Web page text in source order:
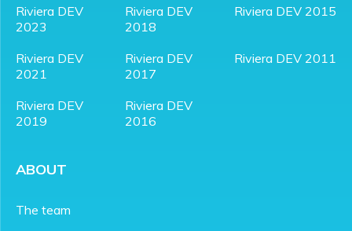
Riviera DEV
2023
Riviera DEV
2021
Riviera DEV
2019
Riviera DEV
2018
Riviera DEV
2017
Riviera DEV
2016
Riviera DEV 2015
Riviera DEV 2011
ABOUT
The team